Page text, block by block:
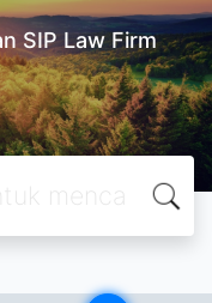
SIP Law Firm